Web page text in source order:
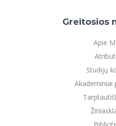
Greitosios
Apie
Studijų
Akademiniai